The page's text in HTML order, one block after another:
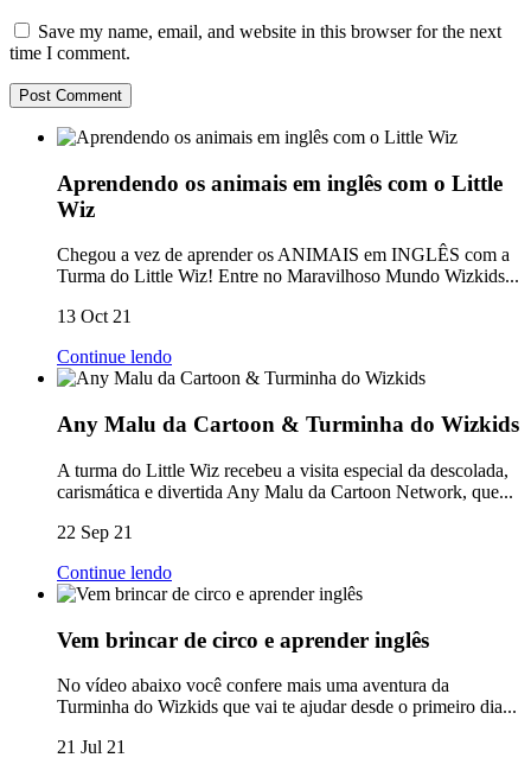
Save my name, email, and website in this browser for the next
time I comment.
Aprendendo os animais em inglês com o Little
Wiz
Chegou a vez de aprender os ANIMAIS em INGLÊS com a
Turma do Little Wiz! Entre no Maravilhoso Mundo Wizkids...
13 Oct 21
Continue lendo
Any Malu da Cartoon & Turminha do Wizkids
A turma do Little Wiz recebeu a visita especial da descolada,
carismática e divertida Any Malu da Cartoon Network, que...
22 Sep 21
Continue lendo
Vem brincar de circo e aprender inglês
No vídeo abaixo você confere mais uma aventura da
Turminha do Wizkids que vai te ajudar desde o primeiro dia...
21 Jul 21